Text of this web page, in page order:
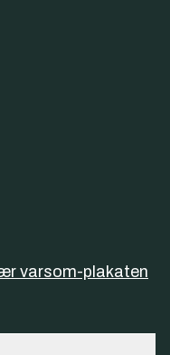
varsom-plakaten